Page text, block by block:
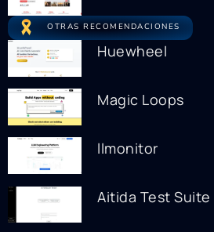
OTRAS RECOMENDACIONES
Huewheel
Magic Loops
llmonitor
Aitida Test Suite